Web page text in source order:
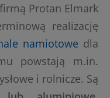
Protan Elmark
realizację
namiotowe dla
powstają m.in.
i rolnicze. Są